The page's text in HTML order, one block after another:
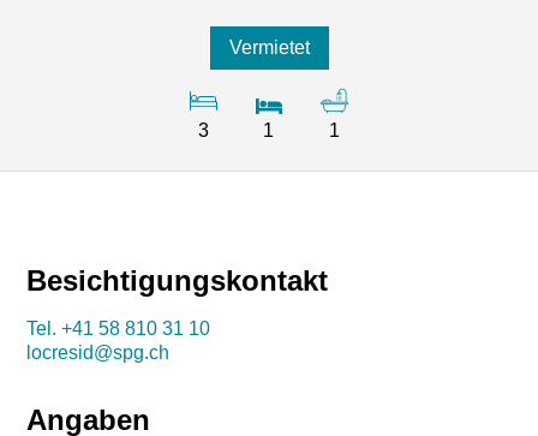
Vermietet
3 1 1
Besichtigungskontakt
Tel.+41 58 810 31 10
locresid@spg.ch
Angaben